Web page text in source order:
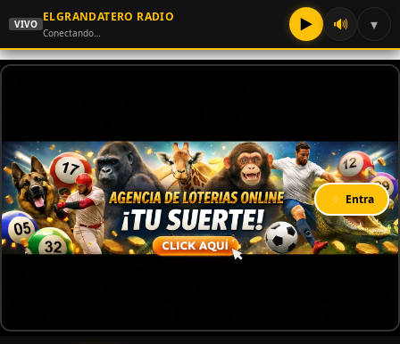
VIVO
ELGRANDATERO RADIO
Conectando… ▶ 🔊 ▾
⚡ Entra